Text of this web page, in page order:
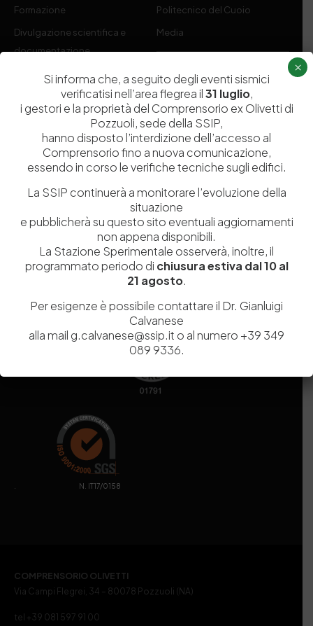
Formazione
Divulgazione scientifica e
documentazione
Contribuenti
Politecnico del Cuoio
Media
Amministrazione Trasparente
Codice fiscale e Partita Iva07936981211
Iscrizione REA
NA 920756
Codice di iscrizione all’Anagrafe Nazionale delle Ricerche del
MIUR 000290_EIRI
Euro9.690.240,00
stazionesperimentaleindustriapelli@legalmail.it
Sede legaleVia Campi Flegrei, 34 – 80078 Pozzuoli (NA) – Tel. +39
. N. IT17/0158
COMPRENSORIO OLIVETTI
Via Campi Flegrei, 34 – 80078 Pozzuoli (NA)
tel +39 081 597 91 00
Si informa che, a seguito degli eventi sismici
verificatisi nell’area flegrea il31 luglio,
i gestori e la proprietà del Comprensorio ex Olivetti di
Pozzuoli, sede della SSIP,
hanno disposto l’interdizione dell’accesso al
Comprensorio fino a nuova comunicazione,
essendo in corso le verifiche tecniche sugli edifici.
La SSIP continuerà a monitorare l’evoluzione della
situazione
e pubblicherà su questo sito eventuali aggiornamenti
non appena disponibili.
La Stazione Sperimentale osserverà, inoltre, il
programmato periodo di chiusura estiva dal 10 al
21 agosto.
Per esigenze è possibile contattare il Dr. Gianluigi
Calvanese
alla mail g.calvanese@ssip.it o al numero +39 349
089 9336.
×